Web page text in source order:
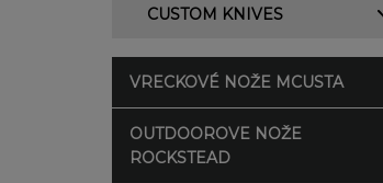
CUSTOM KNIVES
VRECKOVÉ NOŽE MCUSTA
OUTDOOROVE NOŽE
ROCKSTEAD